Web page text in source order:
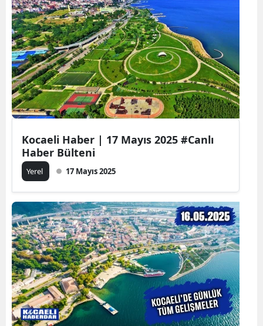
Kocaeli Haber | 17 Mayıs 2025 #Canlı
Haber Bülteni
Yerel 17 Mayıs 2025